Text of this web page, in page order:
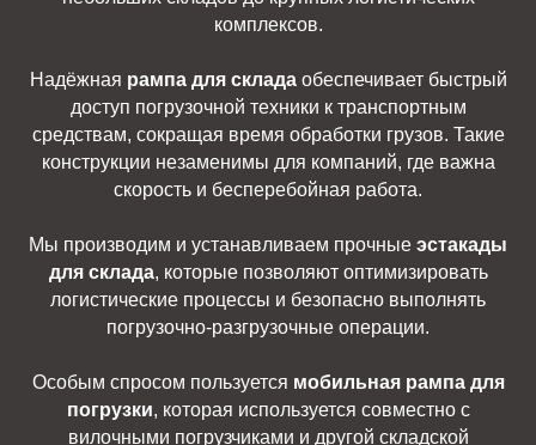
комплексов.
Надёжная рампа для складаобеспечивает быстрый
доступ погрузочной техники к транспортным
средствам, сокращая время обработки грузов. Такие
конструкции незаменимы для компаний, где важна
скорость и бесперебойная работа.
Мы производим и устанавливаем прочные эстакады
для склада, которые позволяют оптимизировать
логистические процессы и безопасно выполнять
погрузочно-разгрузочные операции.
Особым спросом пользуется мобильная рампа для
погрузки, которая используется совместно с
вилочными погрузчиками и другой складской